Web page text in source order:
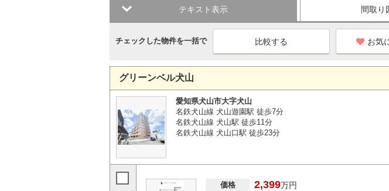
テキスト表示 間取り
チェックした物件を一括で お気
グリーンベル犬山
愛知県犬山市大字犬山
名鉄犬山線 犬山遊園駅 徒歩7分
名鉄犬山線 犬山駅 徒歩11分
名鉄犬山線 犬山口駅 徒歩23分
価格 2,399万円